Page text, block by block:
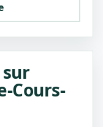
Cours-